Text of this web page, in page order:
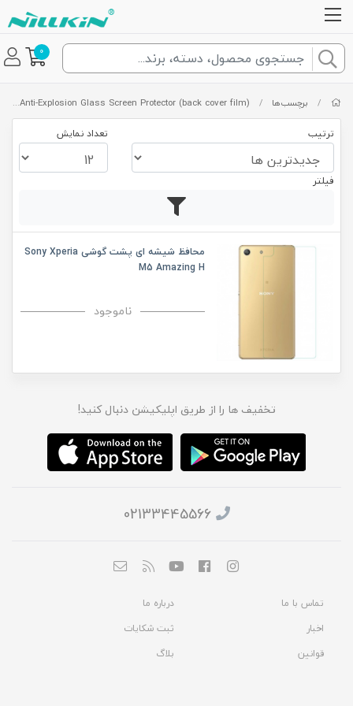
0
/ برچسب‌ها /
Sony Xperia M5 H Anti-Explosion Glass Screen Protector (back cover film)
ترتیب تعداد نمایش
فیلتر
محافظ شیشه ای پشت گوشی Sony Xperia
M5 Amazing H
ناموجود
تخفیف ها را از طریق اپلیکیشن دنبال کنید!
02133445566
تماس با ما
درباره ما
اخبار
ثبت شکایات
قوانین
بلاگ